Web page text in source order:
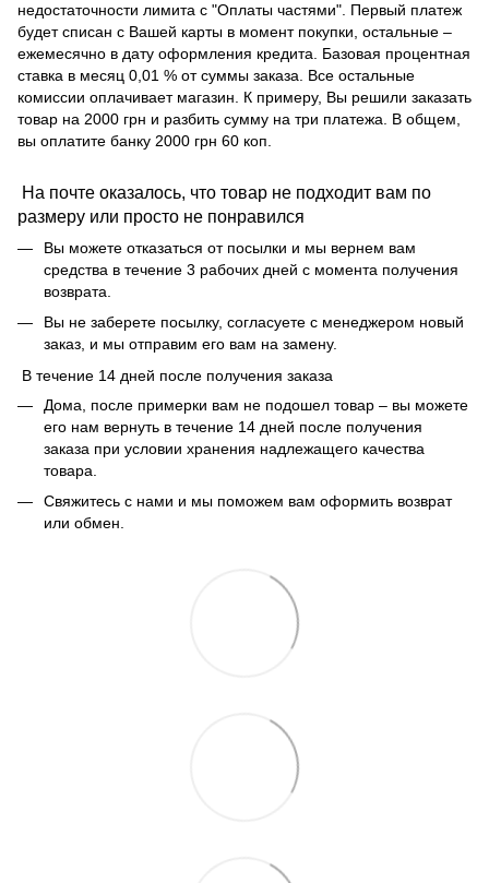
недостаточности лимита с "Оплаты частями". Первый платеж
будет списан с Вашей карты в момент покупки, остальные –
ежемесячно в дату оформления кредита. Базовая процентная
ставка в месяц 0,01 % от суммы заказа. Все остальные
комиссии оплачивает магазин. К примеру, Вы решили заказать
товар на 2000 грн и разбить сумму на три платежа. В общем,
вы оплатите банку 2000 грн 60 коп.
На почте оказалось, что товар не подходит вам по
размеру или просто не понравился
Вы можете отказаться от посылки и мы вернем вам
средства в течение 3 рабочих дней с момента получения
возврата.
Вы не заберете посылку, согласуете с менеджером новый
заказ, и мы отправим его вам на замену.
В течение 14 дней после получения заказа
Дома, после примерки вам не подошел товар – вы можете
его нам вернуть в течение 14 дней после получения
заказа при условии хранения надлежащего качества
товара.
Свяжитесь с нами и мы поможем вам оформить возврат
или обмен.